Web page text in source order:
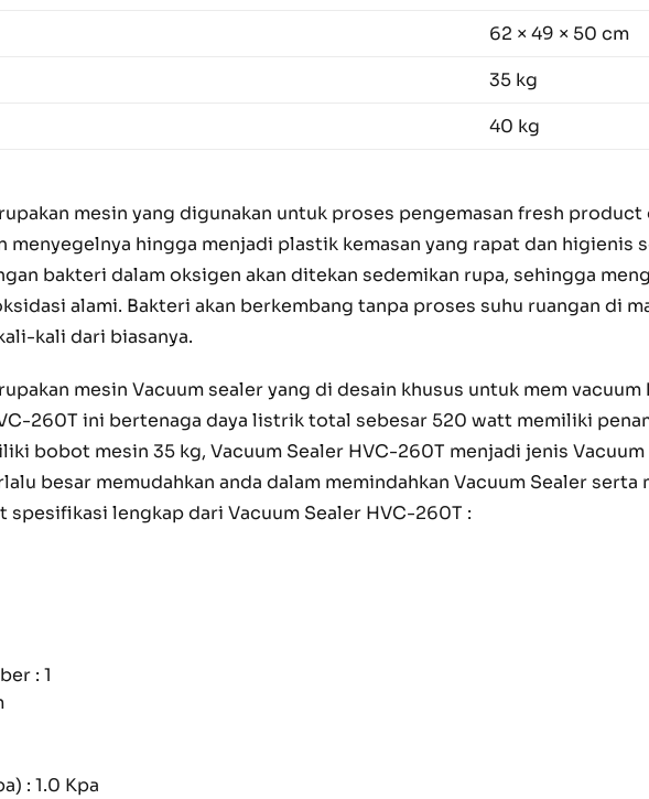
62 × 49 × 50 cm
35 kg
40 kg
mesin yang digunakan untuk proses pengemasan fresh
menyegelnya hingga menjadi plastik kemasan yang rapat dan higienis
bakteri dalam oksigen akan ditekan sedemikan rupa, sehingga
alami. Bakteri akan berkembang tanpa proses suhu ruangan di
kali dari biasanya.
mesin Vacuum sealer yang di desain khusus untuk mem
260T ini bertenaga daya listrik total sebesar 520 watt memiliki
bobot mesin 35 kg, Vacuum Sealer HVC-260T menjadi jenis
besar memudahkan anda dalam memindahkan Vacuum Sealer
spesifikasi lengkap dari Vacuum Sealer HVC-260T :
: 1
: 1.0 Kpa